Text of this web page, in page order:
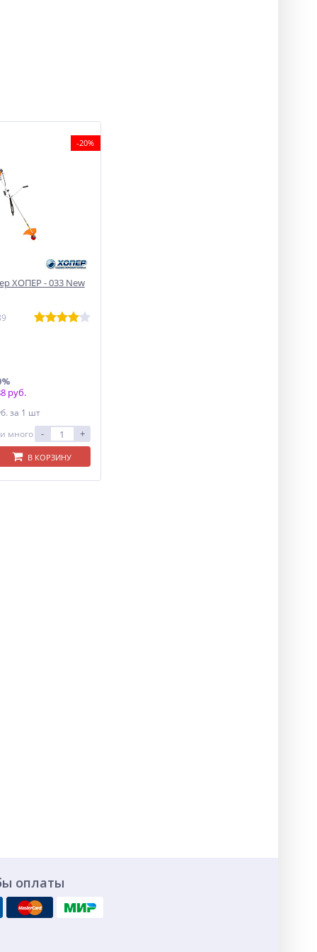
-20%
ХОПЕР - 033 New
руб.
за 1 шт
много
- +
В КОРЗИНУ
оплаты